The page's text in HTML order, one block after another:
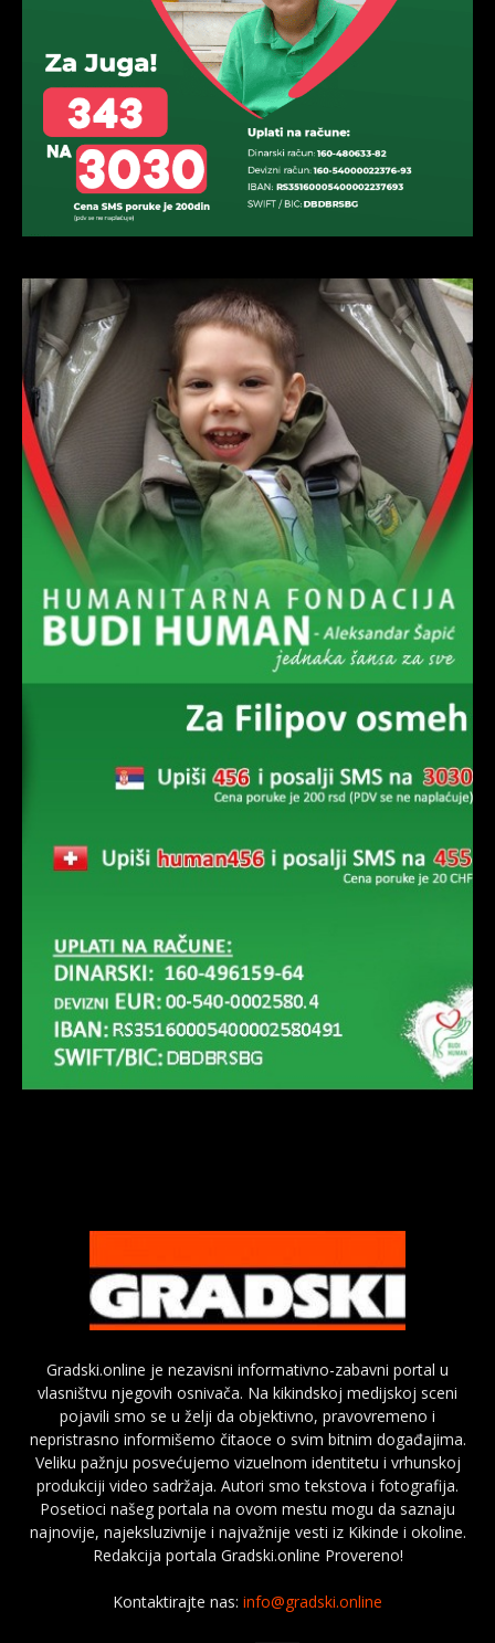
Gradski.online je nezavisni informativno-zabavni portal u
vlasništvu njegovih osnivača. Na kikindskoj medijskoj sceni
pojavili smo se u želji da objektivno, pravovremeno i
nepristrasno informišemo čitaoce o svim bitnim događajima.
Veliku pažnju posvećujemo vizuelnom identitetu i vrhunskoj
produkciji video sadržaja. Autori smo tekstova i fotografija.
Posetioci našeg portala na ovom mestu mogu da saznaju
najnovije, najeksluzivnije i najvažnije vesti iz Kikinde i okoline.
Redakcija portala Gradski.online Provereno!
Kontaktirajte nas: info@gradski.online